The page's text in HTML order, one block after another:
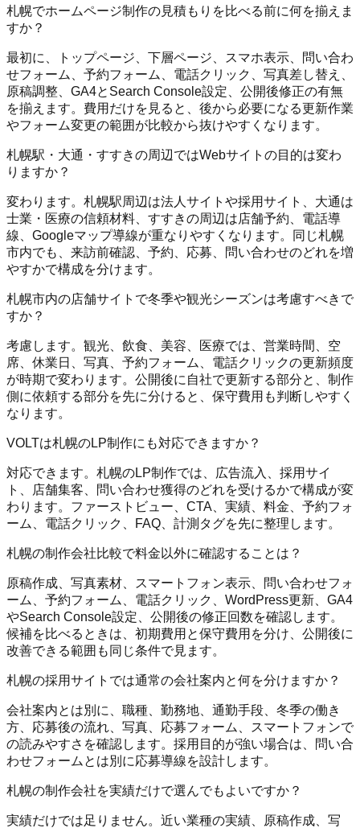
札幌でホームページ制作の見積もりを比べる前に何を揃えま
すか？
最初に、トップページ、下層ページ、スマホ表示、問い合わ
せフォーム、予約フォーム、電話クリック、写真差し替え、
原稿調整、GA4とSearch Console設定、公開後修正の有無
を揃えます。費用だけを見ると、後から必要になる更新作業
やフォーム変更の範囲が比較から抜けやすくなります。
札幌駅・大通・すすきの周辺ではWebサイトの目的は変わ
りますか？
変わります。札幌駅周辺は法人サイトや採用サイト、大通は
士業・医療の信頼材料、すすきの周辺は店舗予約、電話導
線、Googleマップ導線が重なりやすくなります。同じ札幌
市内でも、来訪前確認、予約、応募、問い合わせのどれを増
やすかで構成を分けます。
札幌市内の店舗サイトで冬季や観光シーズンは考慮すべきで
すか？
考慮します。観光、飲食、美容、医療では、営業時間、空
席、休業日、写真、予約フォーム、電話クリックの更新頻度
が時期で変わります。公開後に自社で更新する部分と、制作
側に依頼する部分を先に分けると、保守費用も判断しやすく
なります。
VOLTは札幌のLP制作にも対応できますか？
対応できます。札幌のLP制作では、広告流入、採用サイ
ト、店舗集客、問い合わせ獲得のどれを受けるかで構成が変
わります。ファーストビュー、CTA、実績、料金、予約フォ
ーム、電話クリック、FAQ、計測タグを先に整理します。
札幌の制作会社比較で料金以外に確認することは？
原稿作成、写真素材、スマートフォン表示、問い合わせフォ
ーム、予約フォーム、電話クリック、WordPress更新、GA4
やSearch Console設定、公開後の修正回数を確認します。
候補を比べるときは、初期費用と保守費用を分け、公開後に
改善できる範囲も同じ条件で見ます。
札幌の採用サイトでは通常の会社案内と何を分けますか？
会社案内とは別に、職種、勤務地、通勤手段、冬季の働き
方、応募後の流れ、写真、応募フォーム、スマートフォンで
の読みやすさを確認します。採用目的が強い場合は、問い合
わせフォームとは別に応募導線を設計します。
札幌の制作会社を実績だけで選んでもよいですか？
実績だけでは足りません。近い業種の実績、原稿作成、写